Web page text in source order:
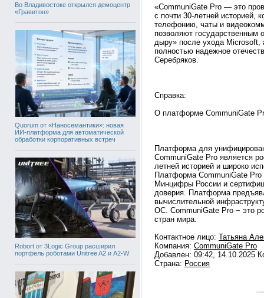
Во Владивостоке открылся демоцентр
«Гравитон»
Quorum от «Наносемантики»: новая
ИИ-платформа для автоматической
обработки корпоративных встреч
Robort от 3Logic Group расширил
портфель роботами Unitree A2 и A2-W
«CommuniGate Pro — это
с почти 30-летней историей,
телефонию, чаты и
позволяют государственным
дыру» после ухода Microsoft,
полностью надежное
Серебряков.
Справка:
О платформе CommuniGate
Платформа для
CommuniGate Pro является
летней историей и широко
Платформа CommuniGate
Минцифры России и
доверия. Платформа
вычислительной
ОС. CommuniGate Pro − это
стран мира.
Контактное лицо: Татьяна
Компания: CommuniGate Pro
Добавлен: 09:42, 14.10.2025
Страна: Россия